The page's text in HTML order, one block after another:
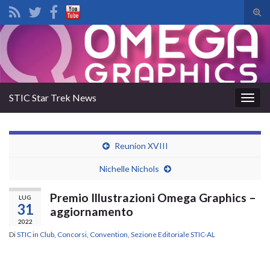
il
Search for:
la
STIC Star Trek News
Reunion XVIII
Nichelle Nichols
LUG
31
2022
Premio Illustrazioni Omega Graphics –
aggiornamento
DiSTICin Club Concorsi Convention Sezione Editoriale STIC-AL